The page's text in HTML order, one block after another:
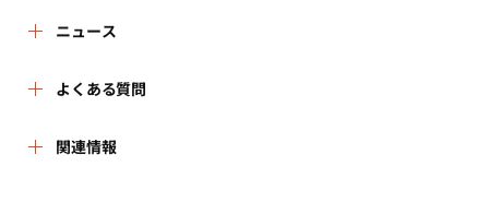
運営体制
はじめての方へ
事務局へのお問い合せ
リフォーム会社を探す
リフォーム事例を見る
リフォームを相談する
ニュース
新着情報
講習会・セミナー
よくある質問
よくある質問
関連情報